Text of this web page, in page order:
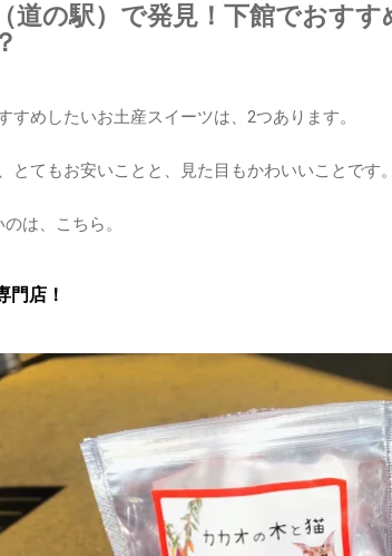
道の駅）で発見！下館でおす
すめしたいお土産スイーツは、2つあります。
とてもお安いことと、見た目もかわいいことです。
は、こちら。
門店！